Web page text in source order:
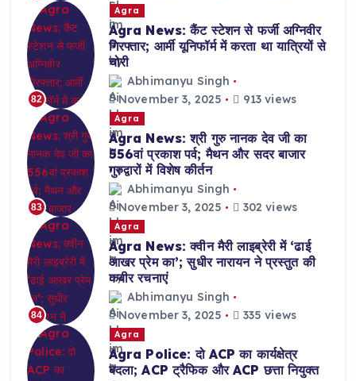
82
Agra
Agra News: कैंट स्टेशन से फर्जी अग्निवीर
गिरफ्तार; आर्मी यूनिफॉर्म में करता था यात्रियों से
चोरी
Abhimanyu Singh
November 3, 2025
913 views
83
Agra
Agra News: श्री गुरु नानक देव जी का
556वां प्रकाश पर्व; मैथन और सदर बाजार
गुरुद्वारों में विशेष कीर्तन
Abhimanyu Singh
November 3, 2025
302 views
84
Agra
Agra News: क्वीन मैरी लाइब्रेरी में ‘ढाई
आखर प्रेम का’; सुधीर नारायन ने प्रस्तुत की
कबीर रचनाएं
Abhimanyu Singh
November 3, 2025
335 views
Agra
Agra Police: दो ACP का कार्यक्षेत्र
बदला; ACP ट्रैफिक और ACP छत्ता नियुक्त